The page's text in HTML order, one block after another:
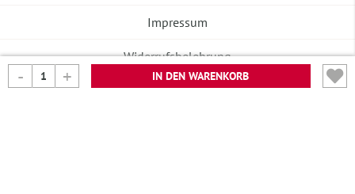
IN DEN WARENKORB
Impressum
Widerrufsbelehrung
Vertrag widerrufen